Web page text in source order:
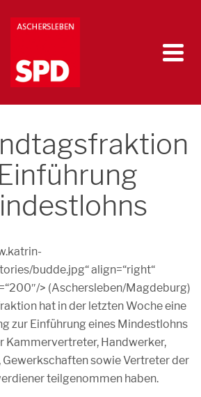
budde.jpg“ align=“right“
> (Aschersleben/Magdeburg)
hat in der letzten Woche eine
zur Einführung eines Mindestlohns
Kammervertreter, Handwerker,
Gewerkschaften sowie Vertreter der
teilgenommen haben.